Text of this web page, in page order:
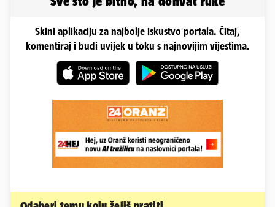
Skini aplikaciju za najbolje iskustvo portala. Čitaj,
komentiraj i budi uvijek u toku s najnovijim vijestima.